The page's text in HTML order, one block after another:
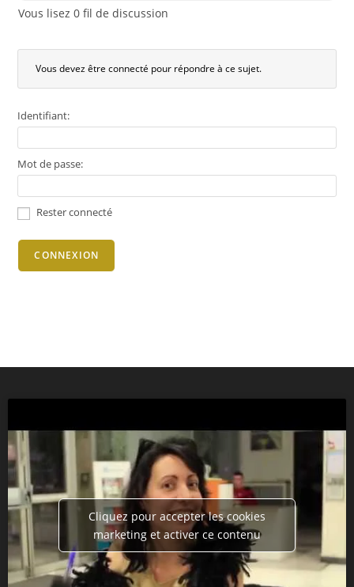
Vous lisez 0 fil de discussion
Vous devez être connecté pour répondre à ce sujet.
Identifiant:
Mot de passe:
Rester connecté
CONNEXION
Cliquez pour accepter les cookies
marketing et activer ce contenu